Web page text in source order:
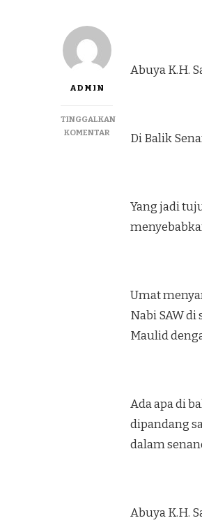
ADMIN
TINGGALKAN
KOMENTAR
Abuya K.H.
Di Balik
Yang jadi
Umat
Nabi SAW
Maulid
Ada apa di
dipandang
dalam
Abuya K.H.